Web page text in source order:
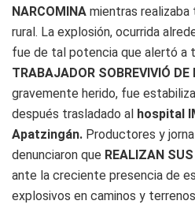
NARCOMINA mientras realizaba
rural. La explosión, ocurrida
fue de tal potencia que alertó a
TRABAJADOR SOBREVIVIÓ DE
gravemente herido, fue
después trasladado al hospital
Apatzingán. Productores y
denunciaron que REALIZAN
ante la creciente presencia de
explosivos en caminos y